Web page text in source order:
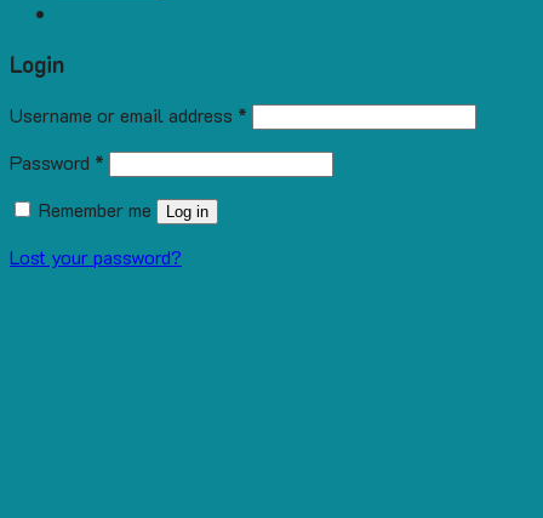
Login
Username or email address *
Password *
Remember me
Log in
Lost your password?